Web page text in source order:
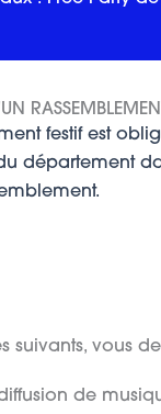
festif est
département
suivants, vous
de